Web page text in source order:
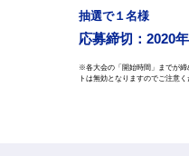
抽選で１名様
応募締切：2020
※各大会の「開始時間」までが
トは無効となりますのでご注意く